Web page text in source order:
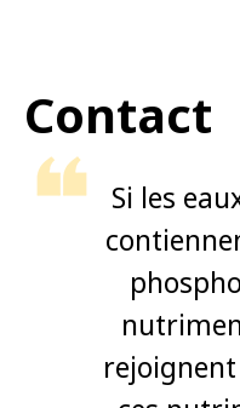
Contact
Si les